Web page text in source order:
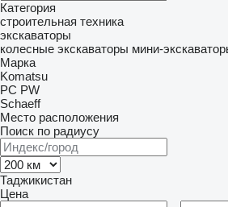
Категория
строительная техника
экскаваторы
колесные экскаваторы мини-
Марка
Komatsu
PC PW
Schaeff
Место расположения
Поиск по радиусу
Таджикистан
Цена